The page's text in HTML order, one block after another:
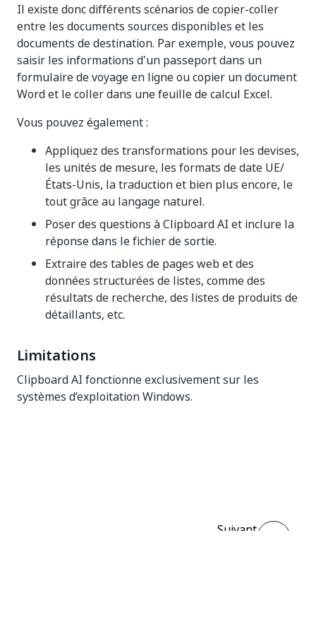
Il existe donc différents scénarios de copier-coller
entre les documents sources disponibles et les
documents de destination. Par exemple, vous pouvez
saisir les informations d'un passeport dans un
formulaire de voyage en ligne ou copier un document
Word et le coller dans une feuille de calcul Excel.
Vous pouvez également :
Appliquez des transformations pour les devises,
les unités de mesure, les formats de date UE/
États-Unis, la traduction et bien plus encore, le
tout grâce au langage naturel.
Poser des questions à Clipboard AI et inclure la
réponse dans le fichier de sortie.
Extraire des tables de pages web et des
données structurées de listes, comme des
résultats de recherche, des listes de produits de
détaillants, etc.
Limitations
Clipboard AI fonctionne exclusivement sur les
systèmes d’exploitation Windows.
Suivant